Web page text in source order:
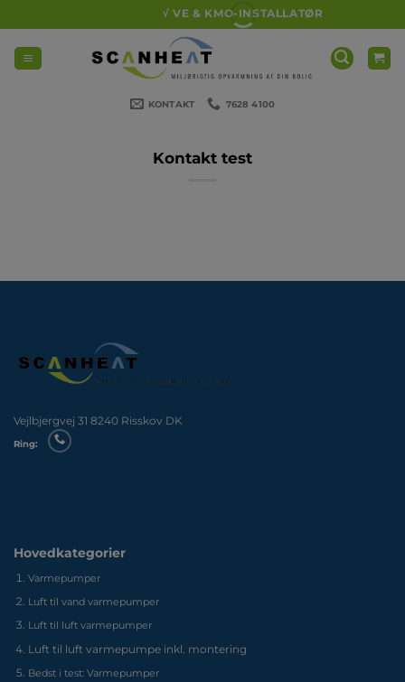
√ VE & KMO-INSTALLATØR
KONTAKT 7628 4100
Kontakt test
Vejlbjergvej 31 8240 Risskov DK
Ring:
Hovedkategorier
Varmepumper
Luft til vand varmepumper
Luft til luft varmepumper
Luft til luft varmepumpe inkl. montering
Bedst i test: Varmepumper